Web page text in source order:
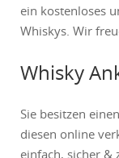
ein kostenloses
Whiskys. Wir
Whisky
Sie besitzen
diesen online
einfach, sicher &